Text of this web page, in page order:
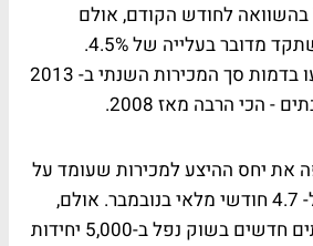
מדובר בירידה של 7% בהשוואה לחודש הקודם, אולם
בהשוואה לדצמבר אשתקד מדובר בעלייה של 4.5%.
החדשות הטובות הגיעו בדמות סך המכירות השנתי ב- 2013
את יחס ההיצע למכירות שעומד על
5 חודשי מלאי ביחס ל- 4.7 חודשי מלאי בנובמבר. אולם,
המספר הכולל של בתים חדשים בשוק נפל ב-5,000 יחידות